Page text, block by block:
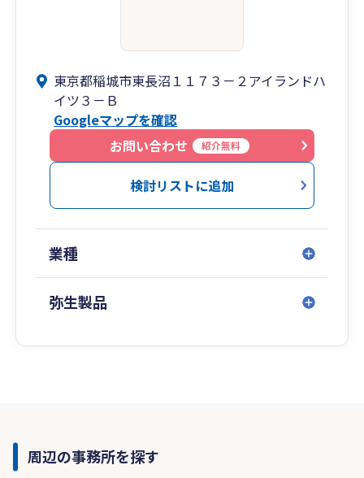
東京都稲城市東長沼１１７３－２アイランドハ
イツ３－Ｂ
Googleマップを確認
お問い合わせ
紹介無料
検討リストに追加
業種
弥生製品
周辺の事務所を探す